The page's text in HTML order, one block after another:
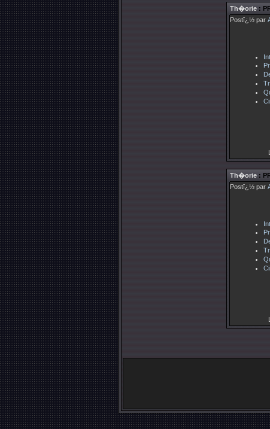
Th�orie :
Postï¿½ par
Th�orie :
Postï¿½ par